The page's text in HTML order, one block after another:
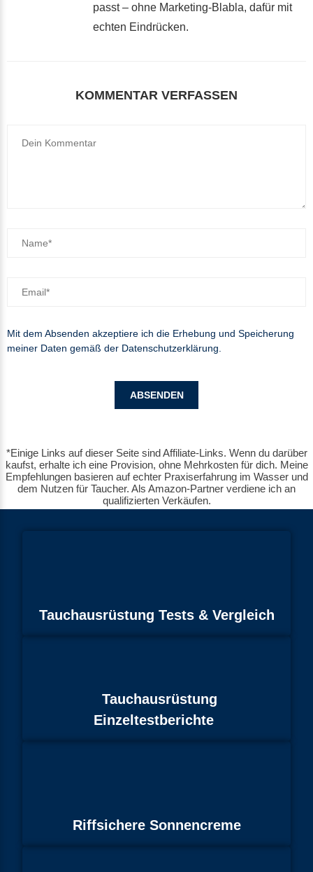
passt – ohne Marketing-Blabla, dafür mit
echten Eindrücken.
KOMMENTAR VERFASSEN
Mit dem Absenden akzeptiere ich die Erhebung und Speicherung
meiner Daten gemäß der Datenschutzerklärung
*Einige Links auf dieser Seite sind Affiliate-Links. Wenn du darüber
kaufst, erhalte ich eine Provision, ohne Mehrkosten für dich. Meine
Empfehlungen basieren auf echter Praxiserfahrung im Wasser und
dem Nutzen für Taucher. Als Amazon-Partner verdiene ich an
qualifizierten Verkäufen.
Tauchausrüstung Tests & Vergleich
Tauchausrüstung
Einzeltestberichte
Riffsichere Sonnencreme